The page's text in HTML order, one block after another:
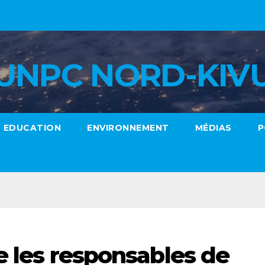
NORD-
EDUCATION ENVIRONNEMENT MÉDIAS
les responsables de